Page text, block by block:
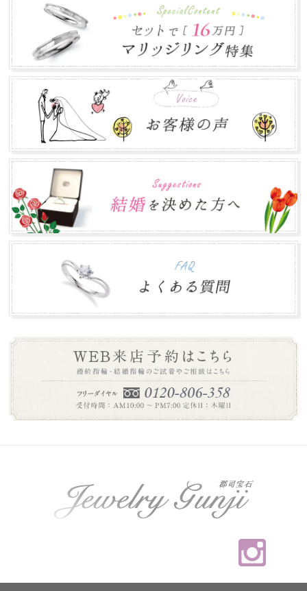
年末年始のお知らせ
2017.12.12
本年は大変お世話になりありがとうございました。 誠に勝
手ながら下記の期間を年末年始休業とさせて頂き...
お盆営業について
2017.07.24
平素は格別のお引き立てを賜わり厚くお礼申し上げます。
株式会社郡司宝石は、お盆期間中も通常営業致し...
ゴールデンウィークの営業について
2017.04.30
ゴールデンウィークの営業に関しましては、通常通り営業
致します。 皆さまのご来店をお待ちしております...
年末年始のお知らせ
2016.12.27
本年は大変お世話になりありがとうございました。 誠に勝
手ながら下記の期間を年末年始休業とさせて頂き...